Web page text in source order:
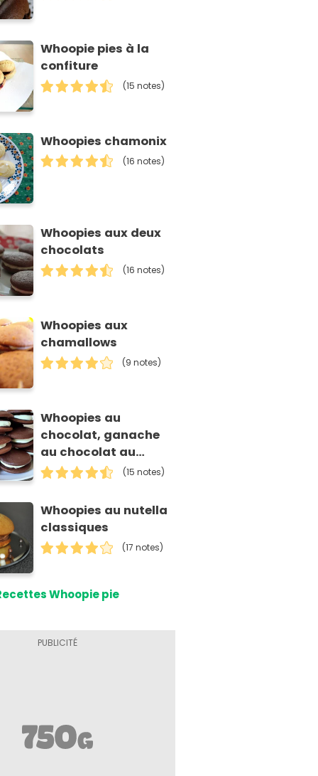
Whoopie pies à la
confiture
(15 notes)
Whoopies chamonix
(16 notes)
Whoopies aux deux
chocolats
(16 notes)
Whoopies aux
chamallows
(9 notes)
Whoopies au
chocolat, ganache
au chocolat au
thermomix
(15 notes)
Whoopies au nutella
classiques
(17 notes)
Whoopie pie